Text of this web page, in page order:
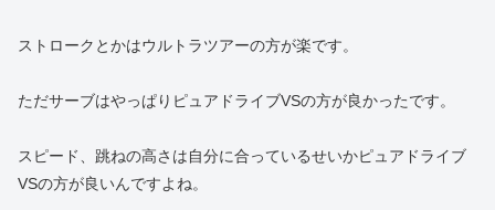
ストロークとかはウルトラツアーの方が楽です。
ただサーブはやっぱりピュアドライブVSの方が良かったです。
スピード、跳ねの高さは自分に合っているせいかピュアドライブ
VSの方が良いんですよね。